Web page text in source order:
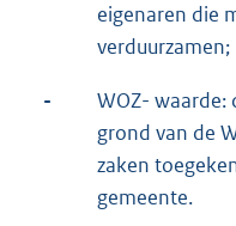
eigenaren die
verduurzamen;
-
WOZ- waarde:
grond van de
zaken
gemeente.